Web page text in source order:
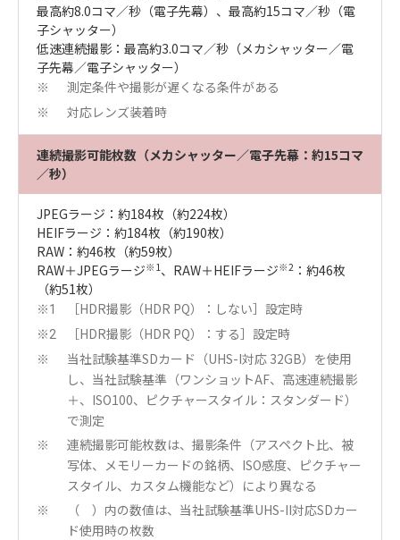
最高約8.0コマ／秒（電子先幕）、最高約15コマ／秒（電
子シャッター）
低速連続撮影：最高約3.0コマ／秒（メカシャッター／電
子先幕／電子シャッター）
※ 測定条件や撮影が遅くなる条件がある
※ 対応レンズ装着時
連続撮影可能枚数（メカシャッター／電子先幕：約15コマ
／秒）
JPEGラージ：約184枚（約224枚）
HEIFラージ：約184枚（約190枚）
RAW：約46枚（約59枚）
RAW＋JPEGラージ※1 、RAW＋HEIFラージ※2 ：約46枚
（約51枚）
※1 ［HDR撮影（HDR PQ）：しない］設定時
※2 ［HDR撮影（HDR PQ）：する］設定時
※
当社試験基準SDカード（UHS-I対応 32GB）を使用
し、当社試験基準（ワンショットAF、高速連続撮影
＋、ISO100、ピクチャースタイル：スタンダード）
で測定
※
連続撮影可能枚数は、撮影条件（アスペクト比、被
写体、メモリーカードの銘柄、ISO感度、ピクチャー
スタイル、カスタム機能など）により異なる
※
（ ）内の数値は、当社試験基準UHS-II対応SDカー
ド使用時の枚数